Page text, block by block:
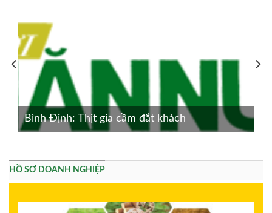
Bình Định: Thịt gia cầm đắt khách
HỒ SƠ DOANH NGHIỆP